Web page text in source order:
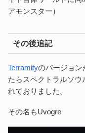
アモンスター）
その後追記
Terramityのバージョン
たらスペクトラルソウ
れておりました。
その名もUvogre